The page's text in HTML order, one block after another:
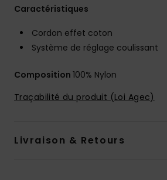
Caractéristiques
Cordon effet coton
Système de réglage coulissant
Composition 100% Nylon
Traçabilité du produit (Loi Agec)
Livraison & Retours